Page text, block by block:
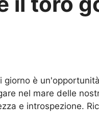
è
nel mare delle
e introspezione.